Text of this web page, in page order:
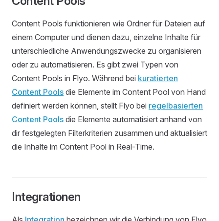
Content Pools funktionieren wie Ordner für Dateien auf
einem Computer und dienen dazu, einzelne Inhalte für
unterschiedliche Anwendungszwecke zu organisieren
oder zu automatisieren. Es gibt zwei Typen von
Content Pools in Flyo. Während bei kuratierten
Content Pools die Elemente im Content Pool von Hand
definiert werden können, stellt Flyo bei regelbasierten
Content Pools die Elemente automatisiert anhand von
dir festgelegten Filterkriterien zusammen und aktualisiert
die Inhalte im Content Pool in Real-Time.
Integrationen